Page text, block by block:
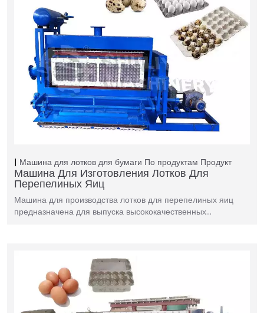
Машина для лотков для бумаги По продуктам Продукт
Машина Для Изготовления Лотков Для
Перепелиных Яиц
Машина для производства лотков для перепелиных яиц
предназначена для выпуска высококачественных…